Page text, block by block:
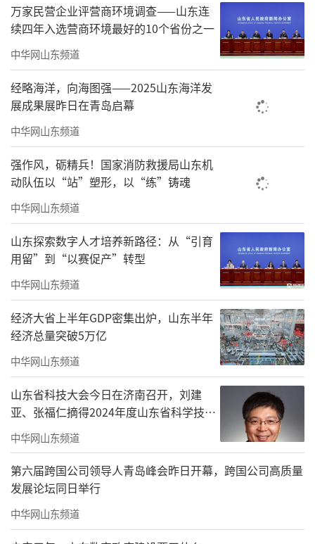
据了解，德城区作为央馆人工智能课程规
模化应用试点区，正以8所试点校为支点，通过
辐射带动、提升教师AI素养、开发特色校本课程
等一系列组合拳，全面培养学生的信息化素
养。
万家民营企业评营商环境调查——山东连
续四年入选营商环境最好的10个省份之一
中华网山东频道
经略海洋，向海图强——2025山东海洋发
展成果展昨日在青岛启幕
中华网山东频道
强作风，砺精兵！国家消防救援局山东机
动队伍以“站”塑形，以“练”铸魂
中华网山东频道
山东探索数字人才培养新路径：从“引育
用留”到“以赛促产”转型
中华网山东频道
经济大省上半年GDP密集出炉，山东半年
经济总量突破5万亿
中华网山东频道
山东省科技大会今日在济南召开，刘建
亚、张福仁摘得2024年度山东省科学技术
奖最高奖！
中华网山东频道
第六届跨国公司领导人青岛峰会昨日开幕，跨国公司高质量
发展论坛同日举行
中华网山东频道